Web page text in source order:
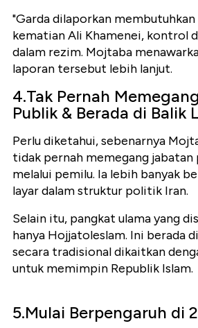
"Garda dilaporkan membutuhkan
kematian Ali Khamenei, kontrol
dalam rezim. Mojtaba
laporan tersebut lebih lanjut.
4.Tak Pernah
Publik & Berada di Balik
Perlu diketahui, sebenarnya
tidak pernah memegang jabatan
melalui pemilu. Ia lebih banyak
layar dalam struktur politik Iran.
Selain itu, pangkat ulama yang
hanya Hojjatoleslam. Ini berada
secara tradisional dikaitkan
untuk memimpin Republik Islam.
5.Mulai Berpengaruh di